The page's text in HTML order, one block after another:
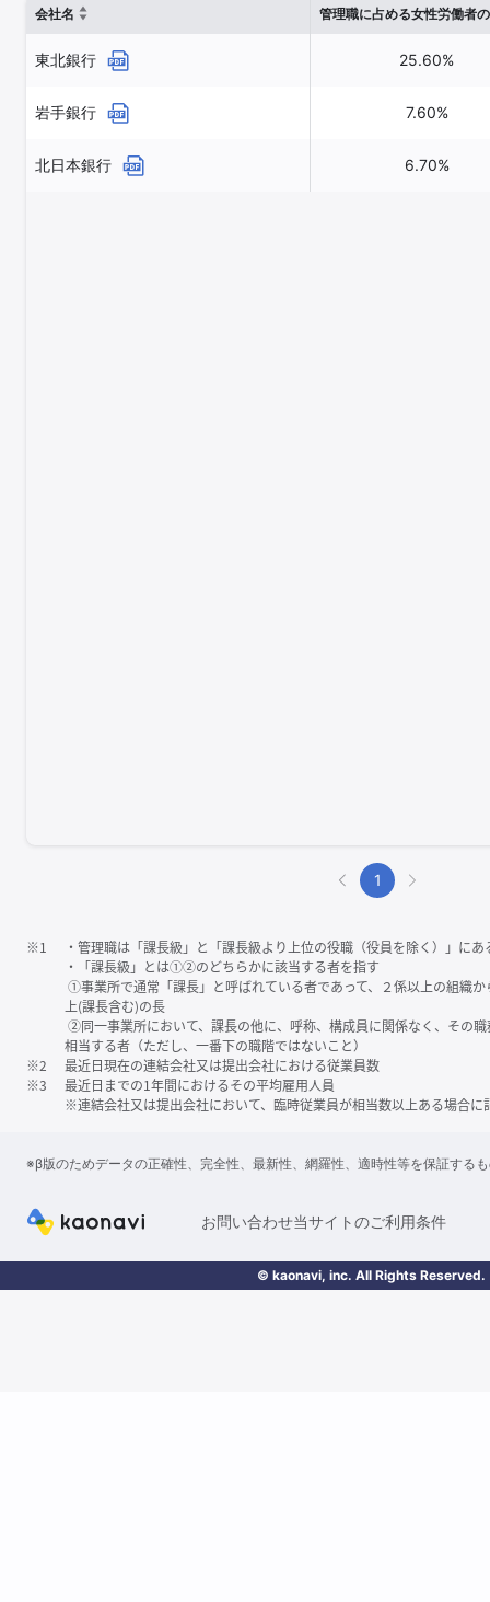
会社名
管理職に占める女性労働者
東北銀行 25.60%
岩手銀行 7.60%
北日本銀行 6.70%
1
※1
・管理職は「課⻑級」と「課⻑級より上位の役職（役員を除く）」に
・「課⻑級」とは①②のどちらかに該当する者を指す
①事業所で通常「課⻑」と呼ばれている者であって、２係以上の組織
上(課⻑含む)の⻑
②同一事業所において、課⻑の他に、呼称、構成員に関係なく、その
相当する者（ただし、一番下の職階ではないこと）
※2
最近日現在の連結会社又は提出会社における従業員数
※3
最近日までの1年間におけるその平均雇用人員
※連結会社又は提出会社において、臨時従業員が相当数以上ある場合に
※β版のためデータの正確性、完全性、最新性、網羅性、適時性等を保証する
お問い合わせ当サイトのご利用条件
© kaonavi, inc. All Rights Reserved.